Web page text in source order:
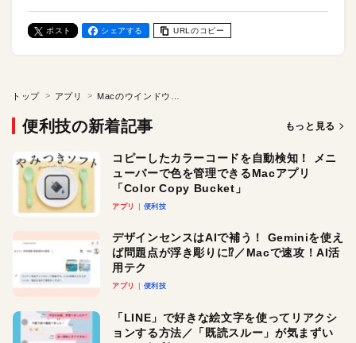
ポスト シェアする URLのコピー
トップ アプリ
便利技の新着記事 もっと見る
コピーしたカラーコードを自動検知！ メニ
ューバーで色を管理できるMacアプリ
「Color Copy Bucket」
アプリ 便利技
デザインセンスはAIで補う！ Geminiを使え
ば問題点が浮き彫りに⁉︎／Macで速攻！AI活
用テク
アプリ 便利技
「LINE」で好きな絵文字を使ってリアクシ
ョンする方法／「既読スルー」が気まずい